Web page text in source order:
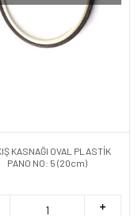
KASNAĞI OVAL PLASTİK
PANO NO: 5 (20cm)